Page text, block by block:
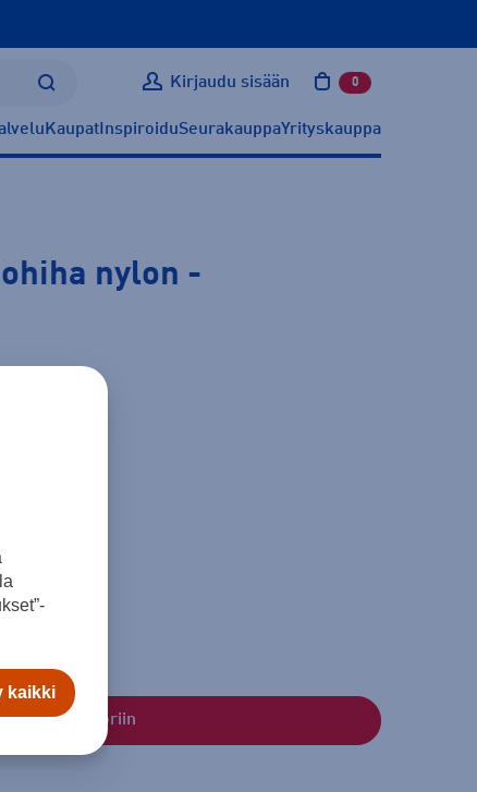
Kirjaudu sisään 0 tuotetta
Kaupat InspiroiduSeurakauppaYrityskauppa
nylon -
Lisää ostoskoriin
kaikki